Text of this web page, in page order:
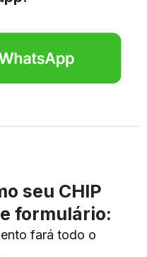
seu CHIP
formulário:
fará todo o